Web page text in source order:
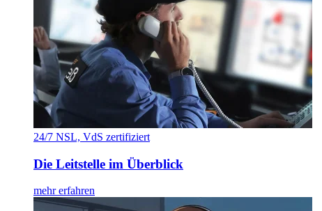
24/7 NSL, VdS zertifiziert
Die Leitstelle im Überblick
mehr erfahren